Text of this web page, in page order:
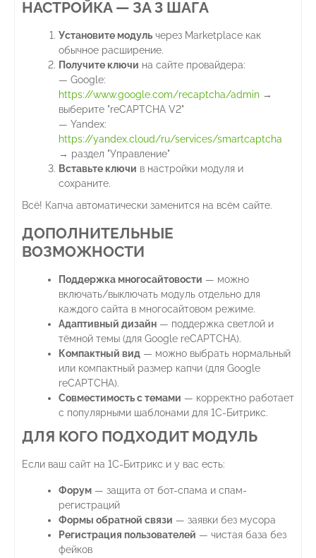
НАСТРОЙКА — ЗА 3 ШАГА
Установите модуль через Marketplace как
обычное расширение.
Получите ключи на сайте провайдера:
— Google:
https://www.google.com/recaptcha/admin →
выберите "reCAPTCHA V2"
— Yandex:
https://yandex.cloud/ru/services/smartcaptcha
→ раздел "Управление"
Вставьте ключи в настройки модуля и
сохраните.
Всё! Капча автоматически заменится на всём сайте.
ДОПОЛНИТЕЛЬНЫЕ
ВОЗМОЖНОСТИ
Поддержка многосайтовости — можно
включать/выключать модуль отдельно для
каждого сайта в многосайтовом режиме.
Адаптивный дизайн — поддержка светлой и
тёмной темы (для Google reCAPTCHA).
Компактный вид — можно выбрать нормальный
или компактный размер капчи (для Google
reCAPTCHA).
Совместимость с темами — корректно работает
с популярными шаблонами для 1С-Битрикс.
ДЛЯ КОГО ПОДХОДИТ МОДУЛЬ
Если ваш сайт на 1С-Битрикс и у вас есть:
Форум — защита от бот-спама и спам-
регистраций
Формы обратной связи — заявки без мусора
Регистрация пользователей — чистая база без
фейков